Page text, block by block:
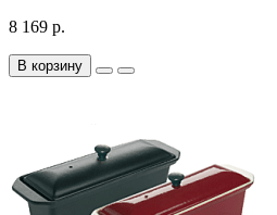
8 169 р.
В корзину